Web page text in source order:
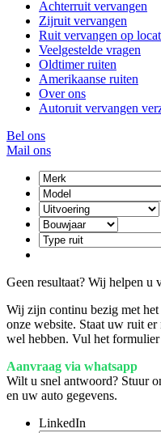
Achterruit vervangen
Zijruit vervangen
Ruit vervangen op
Veelgestelde vragen
Oldtimer ruiten
Amerikaanse ruiten
Over ons
Autoruit vervangen
Bel ons
Mail ons
Geen resultaat? Wij helpen u
Wij zijn continu bezig met
onze website. Staat uw ruit
wel hebben. Vul het
Aanvraag via whatsapp
Wilt u snel antwoord? Stuur
en uw auto gegevens.
LinkedIn